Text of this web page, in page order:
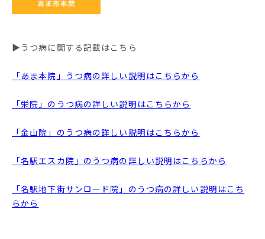
▶うつ病に関する記載はこちら
「あま本院」うつ病の詳しい説明はこちらから
「栄院」のうつ病の詳しい説明はこちらから
「金山院」のうつ病の詳しい説明はこちらから
「名駅エスカ院」のうつ病の詳しい説明はこちらから
「名駅地下街サンロード院」のうつ病の詳しい説明はこち
らから